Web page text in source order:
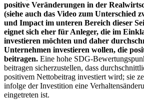
positive Veränderungen in der
(siehe auch das Video zum Unterschied
und Impact im unteren Bereich dieser
eignet sich eher für Anleger, die im
investieren möchten und daher
Unternehmen investieren wollen, die
beitragen. Eine hohe SDG-
beitragen sicherzustellen, dass
positivem Nettobeitrag investiert wird; sie
infolge der Investition eine
eingetreten ist.